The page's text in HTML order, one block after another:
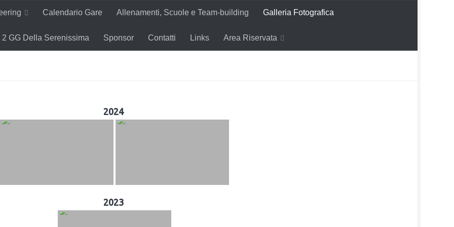
Calendario Gare Allenamenti, Scuole e Team-building Galleria Fotografica
2 GG Della Serenissima Sponsor Contatti Links Area Riservata
2024
2023